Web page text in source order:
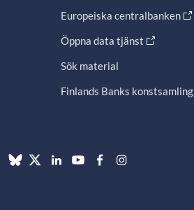
Europeiska centralbanken
Öppna data tjänst
Sök material
Finlands Banks konstsamling